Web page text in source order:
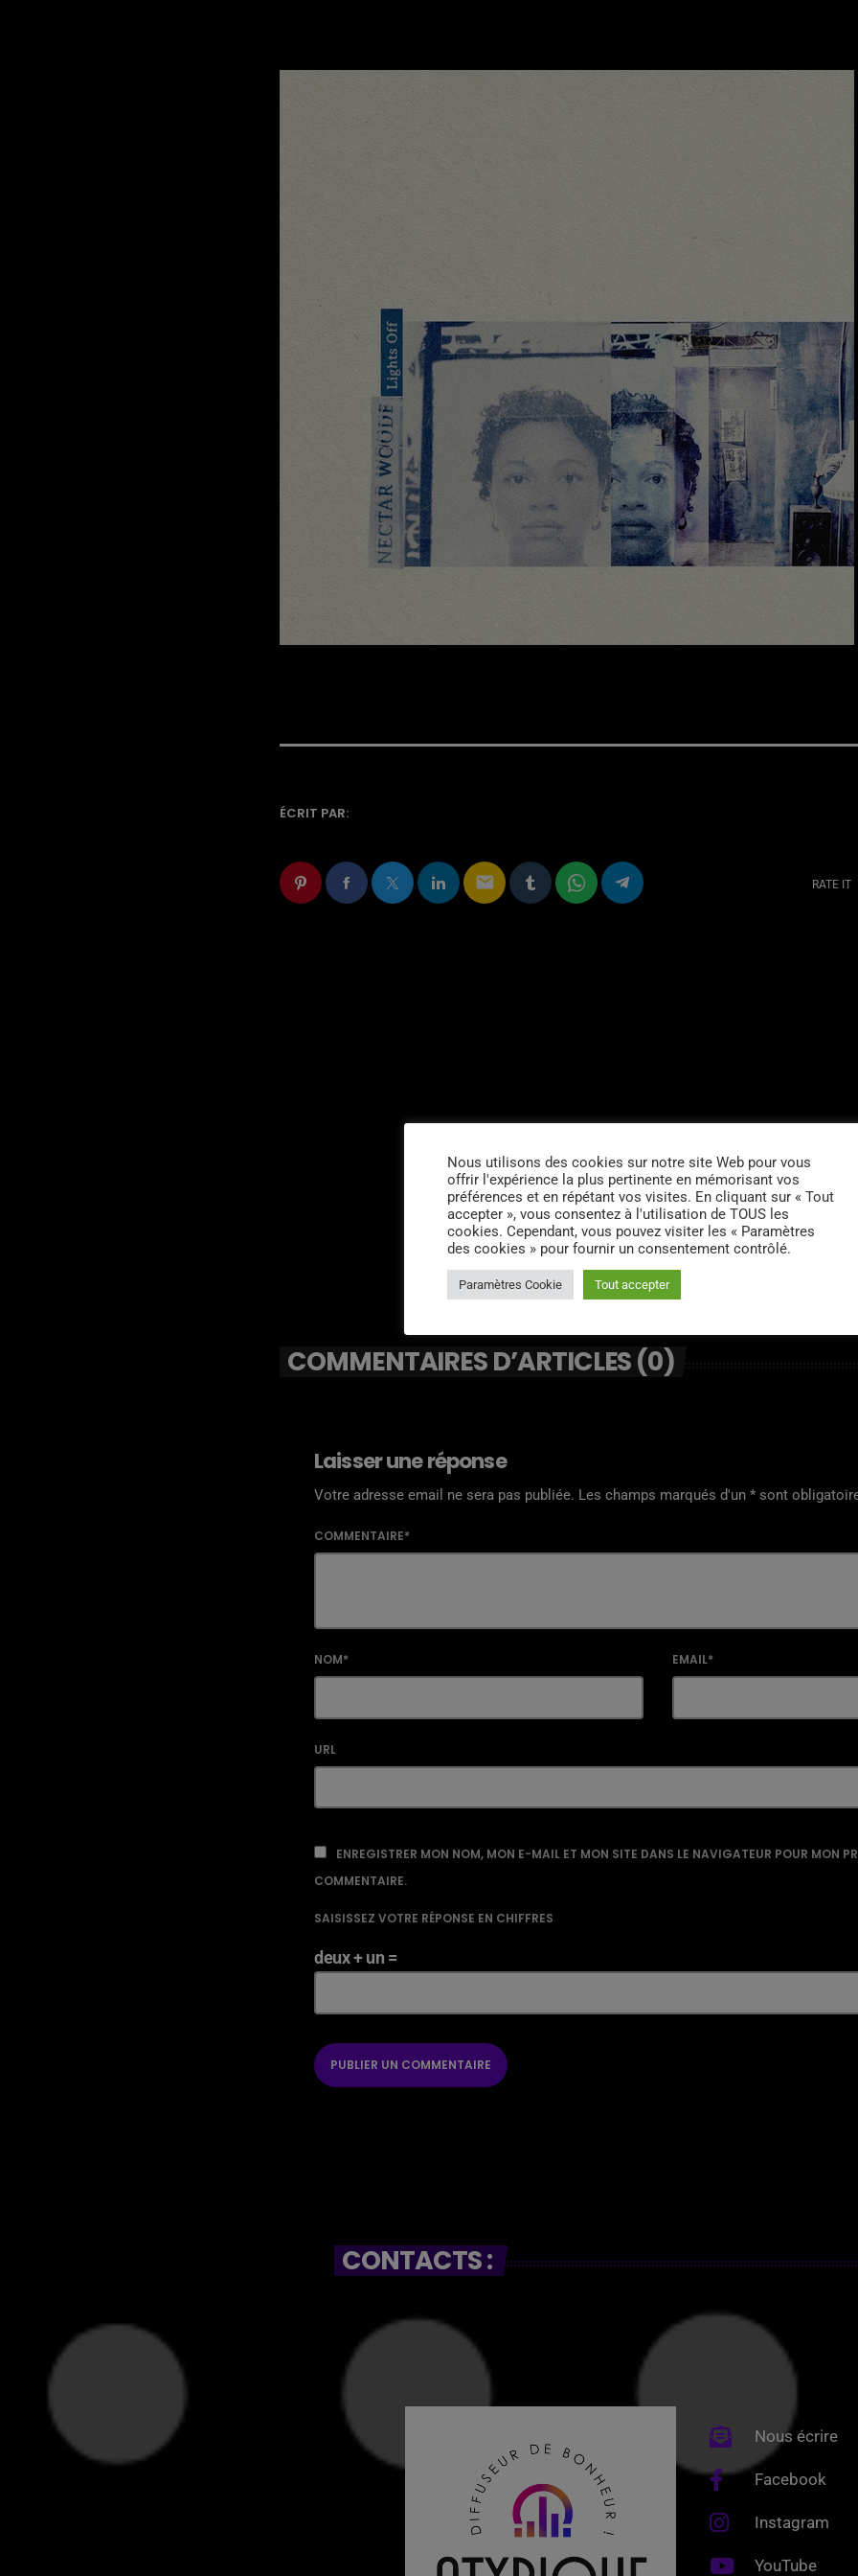
ÉCRIT PAR:
email RATE IT
COMMENTAIRES D’ARTICLES (0)
Laisser une réponse
Votre adresse email ne sera pas publiée. Les champs marqués d'un * sont
COMMENTAIRE*
NOM* EMAIL*
URL
ENREGISTRER MON NOM, MON E-MAIL ET MON SITE DANS LE NAVIGATEUR POUR MON
COMMENTAIRE.
SAISISSEZ VOTRE RÉPONSE EN CHIFFRES
deux + un =
CONTACTS :
Nous écrire
Facebook
Instagram
YouTube
Nous utilisons des cookies sur notre site Web pour vous
offrir l'expérience la plus pertinente en mémorisant vos
préférences et en répétant vos visites. En cliquant sur « Tout
accepter », vous consentez à l'utilisation de TOUS les
cookies. Cependant, vous pouvez visiter les « Paramètres
des cookies » pour fournir un consentement contrôlé.
Paramètres Cookie Tout accepter